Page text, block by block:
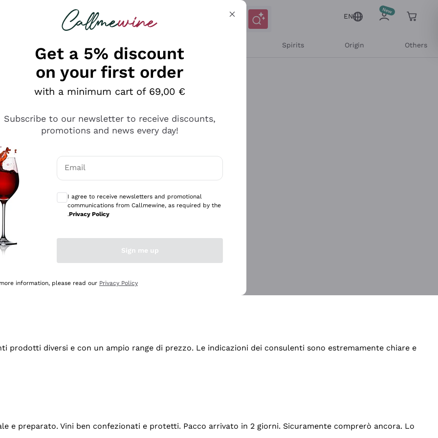
looking for
EN
Spirits Origin Others
professionalità
diversi e con un ampio range di prezzo. Le indicazioni dei consulenti sono estremamente chiare e
e preparato. Vini ben confezionati e protetti. Pacco arrivato in 2 giorni. Sicuramente comprerò ancora. Lo
Get a 5% discount
on your first order
with a minimum cart of 69,00 €
Subscribe to our newsletter to receive discounts,
promotions and news every day!
Email
I agree to receive newsletters and promotional
communications from Callmewine, as required by the
.Privacy Policy
Sign me up
information, please read our Privacy Policy